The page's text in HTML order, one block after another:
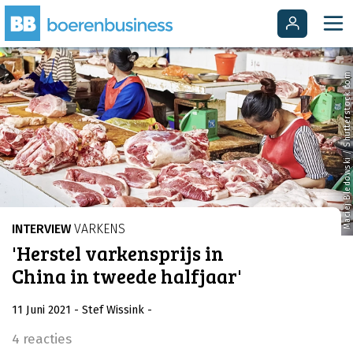
Maciej Bledowski / Shutterstock.com
INTERVIEW VARKENS
'Herstel varkensprijs in
China in tweede halfjaar'
11 Juni 2021 - Stef Wissink -
4 reacties